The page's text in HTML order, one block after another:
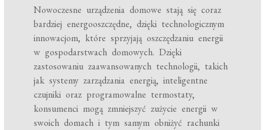
Nowoczesne urządzenia domowe stają się coraz
bardziej energooszczędne, dzięki technologicznym
innowacjom, które sprzyjają oszczędzaniu energii
w gospodarstwach domowych. Dzięki
zastosowaniu zaawansowanych technologii, takich
jak systemy zarządzania energią, inteligentne
czujniki oraz programowalne termostaty,
konsumenci mogą zmniejszyć zużycie energii w
swoich domach i tym samym obniżyć rachunki